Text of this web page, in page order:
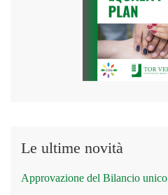
Le ultime novità
Approvazione del Bilancio